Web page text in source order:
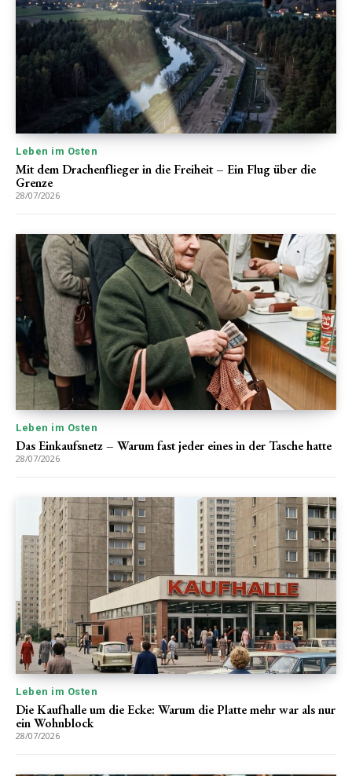
Leben im Osten
Mit dem Drachenflieger in die Freiheit – Ein Flug über die
Grenze
28/07/2026
Leben im Osten
Das Einkaufsnetz – Warum fast jeder eines in der Tasche hatte
28/07/2026
Leben im Osten
Die Kaufhalle um die Ecke: Warum die Platte mehr war als nur
ein Wohnblock
28/07/2026